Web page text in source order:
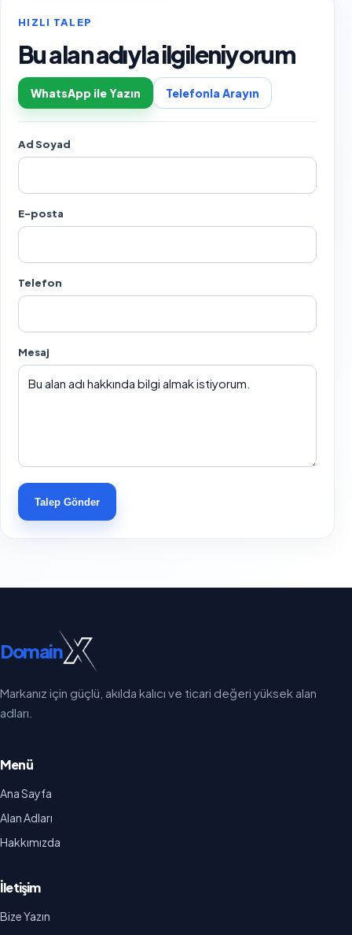
HIZLI TALEP
Bu alan adıyla ilgileniyorum
WhatsApp ile Yazın Telefonla Arayın
Ad Soyad
E-posta
Telefon
Mesaj
Talep Gönder
Domain
Markanız için güçlü, akılda kalıcı ve ticari değeri yüksek alan
adları.
Menü
Ana Sayfa
Alan Adları
Hakkımızda
İletişim
Bize Yazın